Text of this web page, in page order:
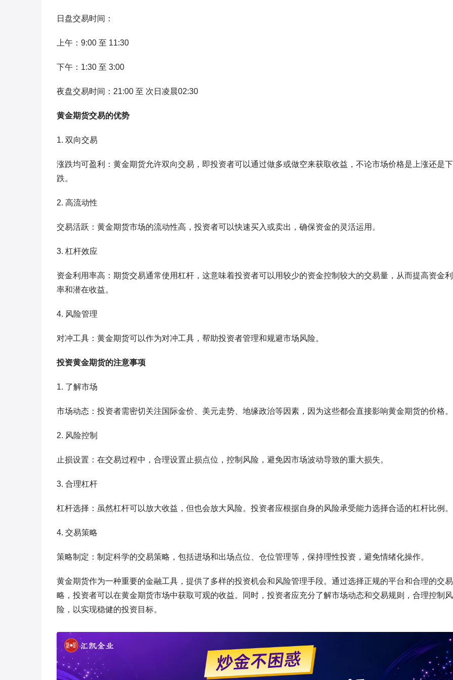
日盘交易时间：
上午：9:00 至 11:30
下午：1:30 至 3:00
夜盘交易时间：21:00 至 次日凌晨02:30
黄金期货交易的优势
1. 双向交易
涨跌均可盈利：黄金期货允许双向交易，即投资者可以通过做多或做空来获取收益，不论市场价格是上涨还是下
跌。
2. 高流动性
交易活跃：黄金期货市场的流动性高，投资者可以快速买入或卖出，确保资金的灵活运用。
3. 杠杆效应
资金利用率高：期货交易通常使用杠杆，这意味着投资者可以用较少的资金控制较大的交易量，从而提高资金
率和潜在收益。
4. 风险管理
对冲工具：黄金期货可以作为对冲工具，帮助投资者管理和规避市场风险。
投资黄金期货的注意事项
1. 了解市场
市场动态：投资者需密切关注国际金价、美元走势、地缘政治等因素，因为这些都会直接影响黄金期货的价格。
2. 风险控制
止损设置：在交易过程中，合理设置止损点位，控制风险，避免因市场波动导致的重大损失。
3. 合理杠杆
杠杆选择：虽然杠杆可以放大收益，但也会放大风险。投资者应根据自身的风险承受能力选择合适的杠杆比例。
4. 交易策略
策略制定：制定科学的交易策略，包括进场和出场点位、仓位管理等，保持理性投资，避免情绪化操作。
黄金期货作为一种重要的金融工具，提供了多样的投资机会和风险管理手段。通过选择正规的平台和合理的交
略，投资者可以在黄金期货市场中获取可观的收益。同时，投资者应充分了解市场动态和交易规则，合理控制风
险，以实现稳健的投资目标。